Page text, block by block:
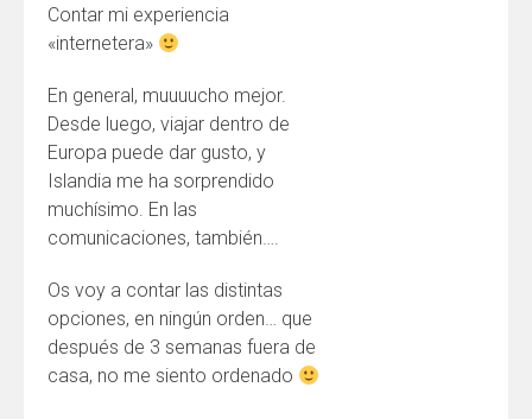
Contar mi experiencia
«internetera»
En general, muuuucho mejor.
Desde luego, viajar dentro de
Europa puede dar gusto, y
Islandia me ha sorprendido
muchísimo. En las
comunicaciones, también….
Os voy a contar las distintas
opciones, en ningún orden… que
después de 3 semanas fuera de
casa, no me siento ordenado